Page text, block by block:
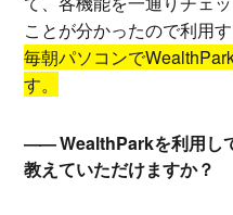
ことが分かったので利用
毎朝パソコンで
す。
WealthParkを利用し
教えていただけますか？